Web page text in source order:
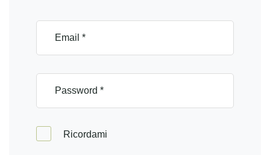
Ricordami